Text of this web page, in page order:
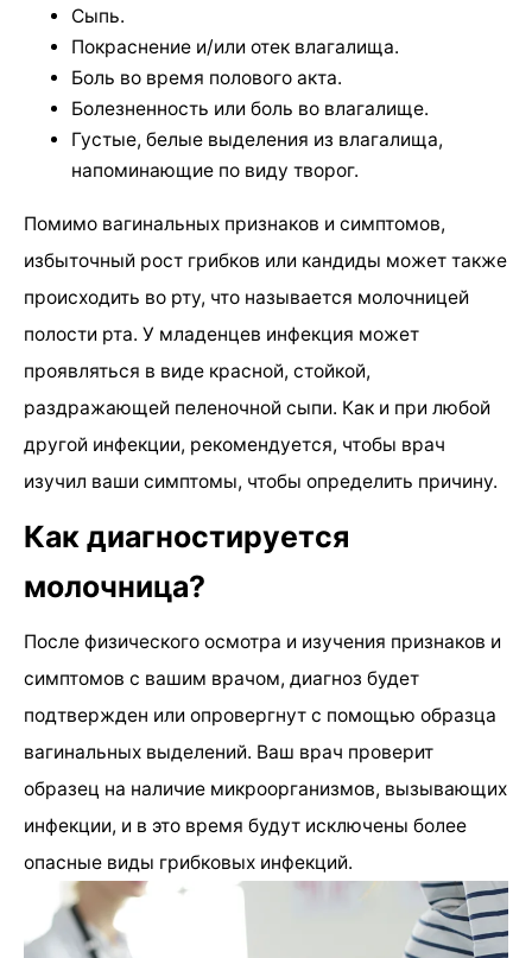
Сыпь.
Покраснение и/или отек влагалища.
Боль во время полового акта.
Болезненность или боль во влагалище.
Густые, белые выделения из влагалища,
напоминающие по виду творог.
Помимо вагинальных признаков и симптомов,
избыточный рост грибков или кандиды может также
происходить во рту, что называется молочницей
полости рта. У младенцев инфекция может
проявляться в виде красной, стойкой,
раздражающей пеленочной сыпи. Как и при любой
другой инфекции, рекомендуется, чтобы врач
изучил ваши симптомы, чтобы определить причину.
Как диагностируется
молочница?
После физического осмотра и изучения признаков и
симптомов с вашим врачом, диагноз будет
подтвержден или опровергнут с помощью образца
вагинальных выделений. Ваш врач проверит
образец на наличие микроорганизмов, вызывающих
инфекции, и в это время будут исключены более
опасные виды грибковых инфекций.